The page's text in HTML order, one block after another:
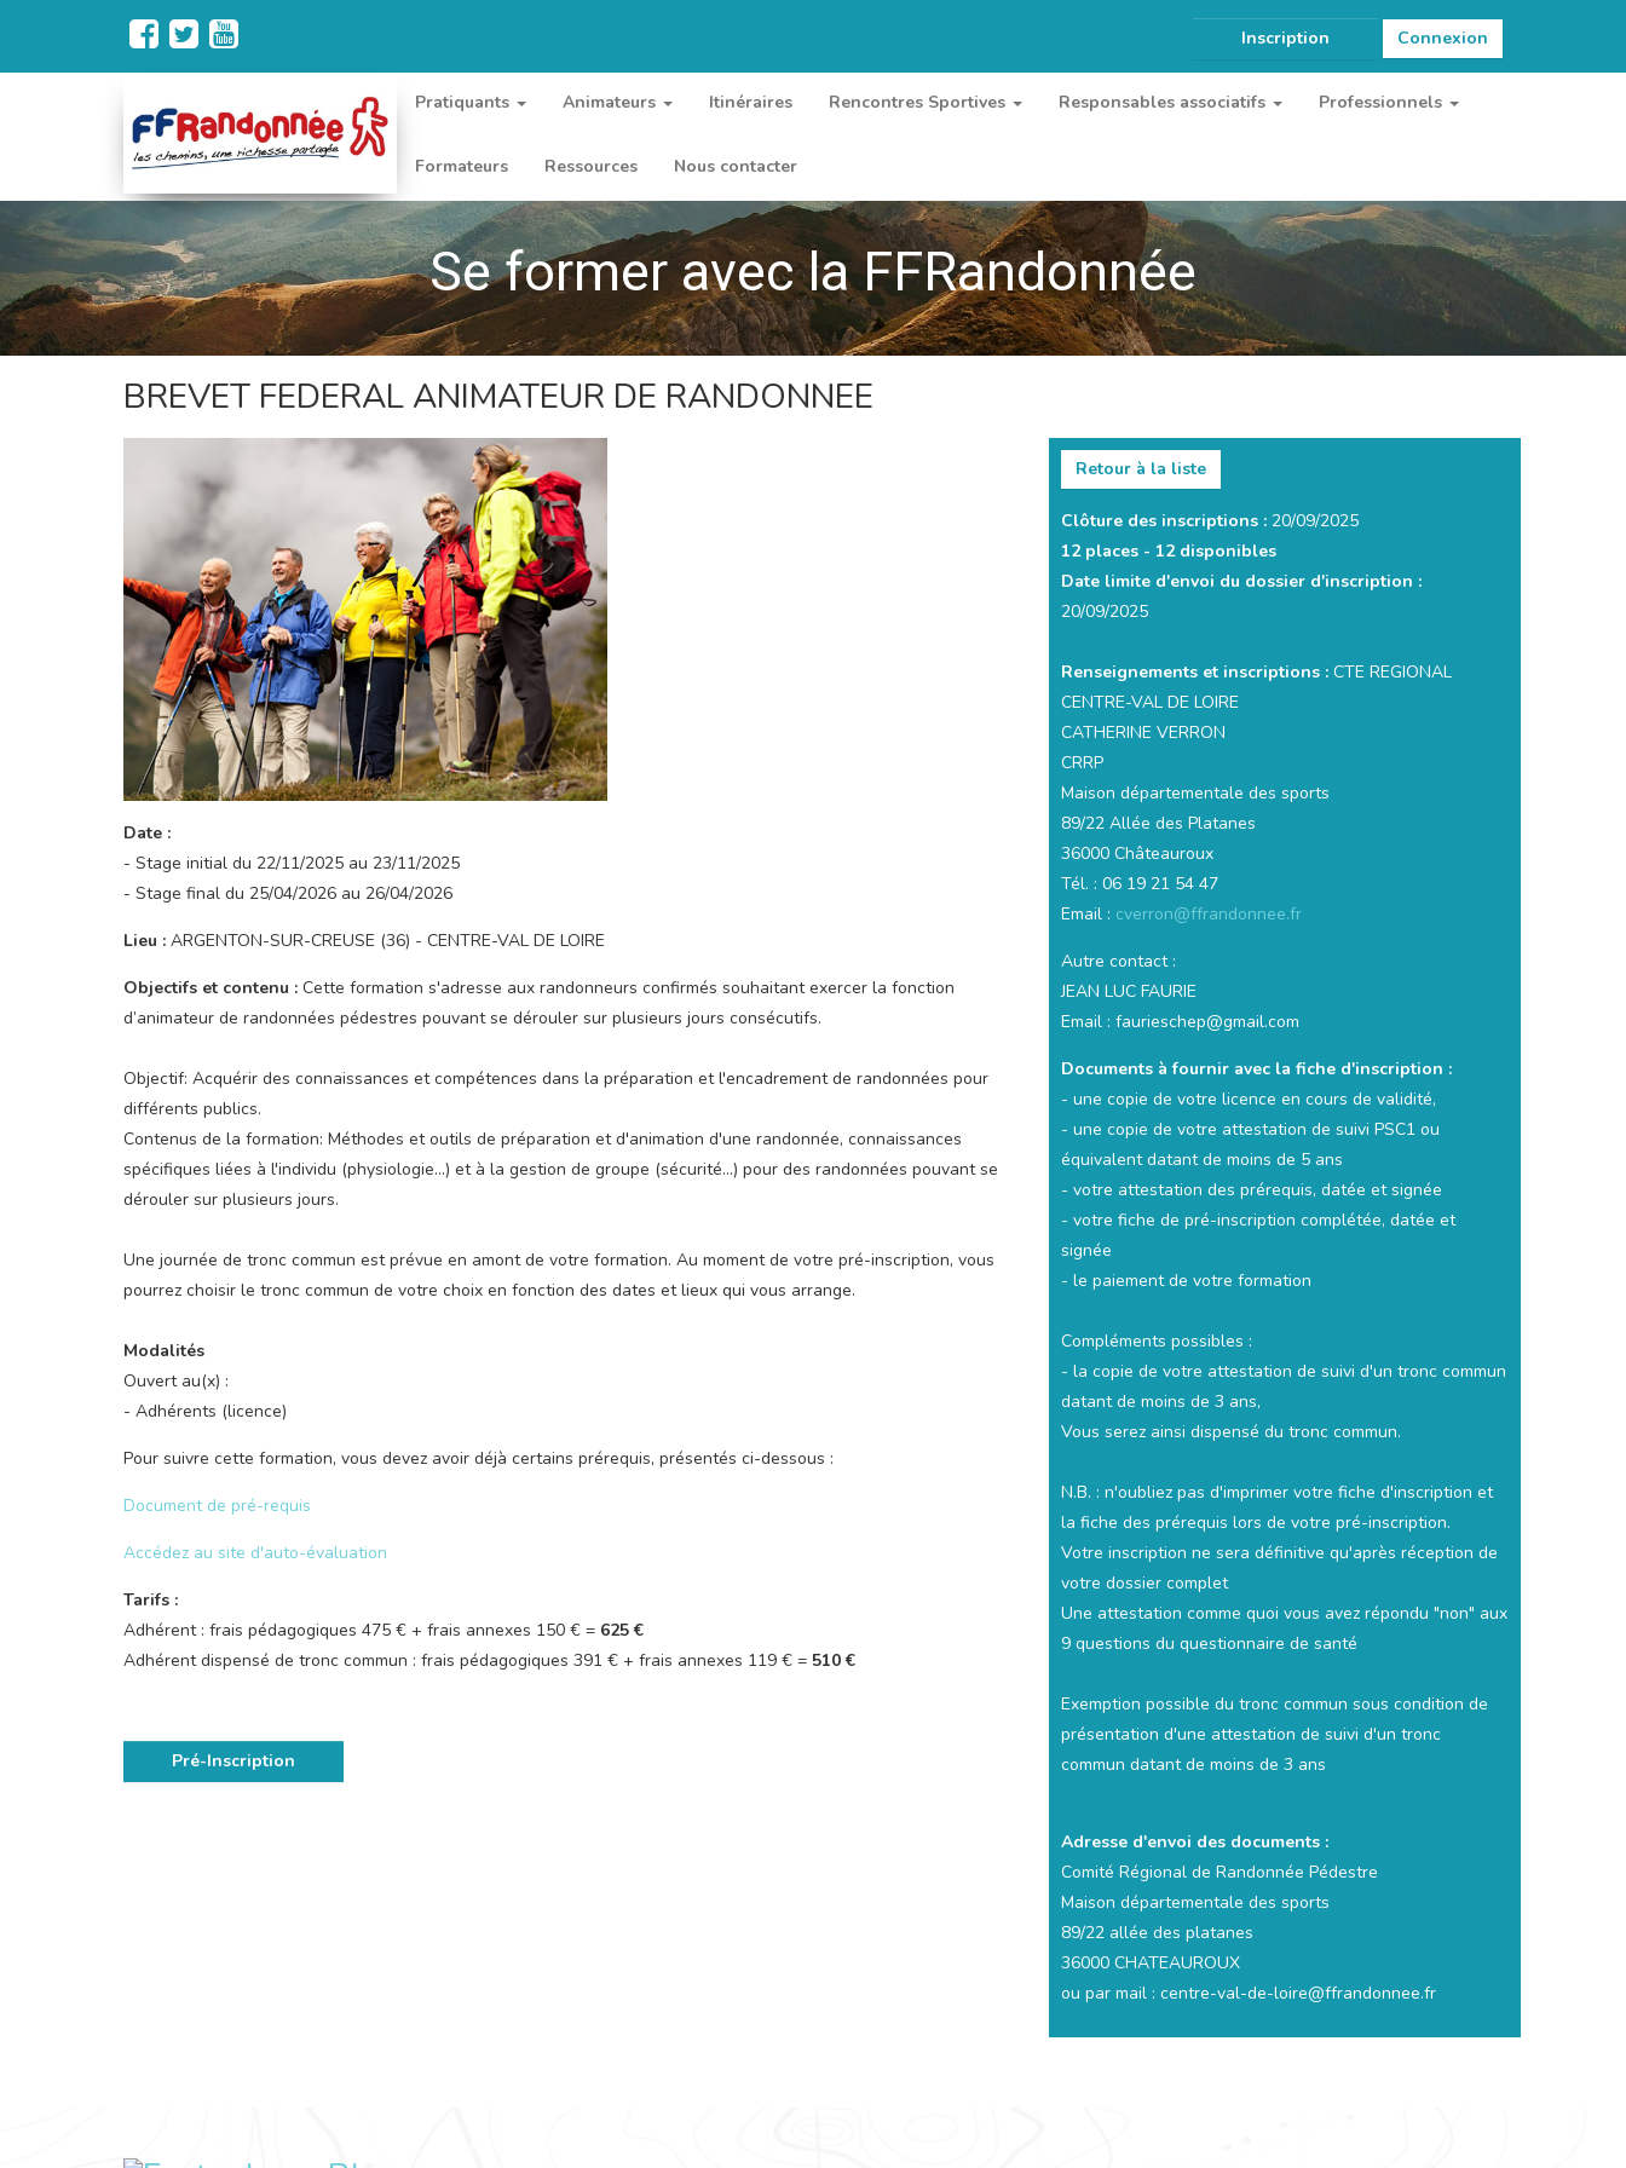
Inscription Connexion
Pratiquants Animateurs Itinéraires Rencontres Sportives Responsables associatifs Professionnels
Formateurs Ressources Nous contacter
Se former avec la FFRandonnée
BREVET FEDERAL ANIMATEUR DE RANDONNEE
Date :
- Stage initial du 22/11/2025 au 23/11/2025
- Stage final du 25/04/2026 au 26/04/2026
Lieu : ARGENTON-SUR-CREUSE (36) - CENTRE-VAL DE LOIRE
Objectifs et contenu : Cette formation s'adresse aux randonneurs confirmés souhaitant exercer la fonction
d’animateur de randonnées pédestres pouvant se dérouler sur plusieurs jours consécutifs.
Objectif: Acquérir des connaissances et compétences dans la préparation et l'encadrement de randonnées pour
différents publics.
Contenus de la formation: Méthodes et outils de préparation et d'animation d'une randonnée, connaissances
spécifiques liées à l'individu (physiologie...) et à la gestion de groupe (sécurité...) pour des randonnées pouvant se
dérouler sur plusieurs jours.
Une journée de tronc commun est prévue en amont de votre formation. Au moment de votre pré-inscription, vous
pourrez choisir le tronc commun de votre choix en fonction des dates et lieux qui vous arrange.
Modalités
Ouvert au(x) :
- Adhérents (licence)
Pour suivre cette formation, vous devez avoir déjà certains prérequis, présentés ci-dessous :
Document de pré-requis
Accédez au site d'auto-évaluation
Tarifs :
Adhérent : frais pédagogiques 475 € + frais annexes 150 € = 625 €
Adhérent dispensé de tronc commun : frais pédagogiques 391 € + frais annexes 119 € = 510 €
Pré-Inscription
Retour à la liste
Clôture des inscriptions : 20/09/2025
12 places - 12 disponibles
Date limite d'envoi du dossier d'inscription :
20/09/2025
Renseignements et inscriptions : CTE REGIONAL
CENTRE-VAL DE LOIRE
CATHERINE VERRON
CRRP
Maison départementale des sports
89/22 Allée des Platanes
36000 Châteauroux
Tél. : 06 19 21 54 47
Email : cverron@ffrandonnee.fr
Autre contact :
JEAN LUC FAURIE
Email : faurieschep@gmail.com
Documents à fournir avec la fiche d'inscription :
- une copie de votre licence en cours de validité,
- une copie de votre attestation de suivi PSC1 ou
équivalent datant de moins de 5 ans
- votre attestation des prérequis, datée et signée
- votre fiche de pré-inscription complétée, datée et
signée
- le paiement de votre formation
Compléments possibles :
- la copie de votre attestation de suivi d'un tronc commun
datant de moins de 3 ans,
Vous serez ainsi dispensé du tronc commun.
N.B. : n'oubliez pas d'imprimer votre fiche d'inscription et
la fiche des prérequis lors de votre pré-inscription.
Votre inscription ne sera définitive qu'après réception de
votre dossier complet
Une attestation comme quoi vous avez répondu "non" aux
9 questions du questionnaire de santé
Exemption possible du tronc commun sous condition de
présentation d'une attestation de suivi d'un tronc
commun datant de moins de 3 ans
Adresse d'envoi des documents :
Comité Régional de Randonnée Pédestre
Maison départementale des sports
89/22 allée des platanes
36000 CHATEAUROUX
ou par mail : centre-val-de-loire@ffrandonnee.fr